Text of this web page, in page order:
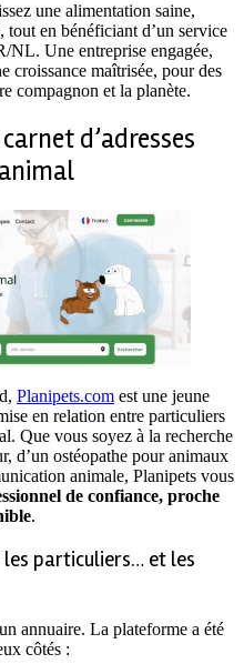
une alimentation saine,
en bénéficiant d’un service
NL. Une entreprise engagée,
croissance maîtrisée, pour des
compagnon et la planète.
d’adresses
Planipets.com est une jeune
en relation entre particuliers
Que vous soyez à la recherche
d’un ostéopathe pour animaux
animale, Planipets vous
de confiance, proche
.
particuliers… et les
annuaire. La plateforme a été
côtés :